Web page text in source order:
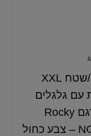
עגלת ים/שטח XXL
עם גלגלים
רחבים דגם Rocky